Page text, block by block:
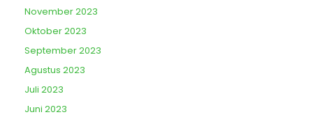
November 2023
Oktober 2023
September 2023
Agustus 2023
Juli 2023
Juni 2023